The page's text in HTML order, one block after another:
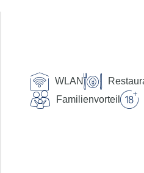
bis €
Verpflegung
WLAN
Familienvorteil